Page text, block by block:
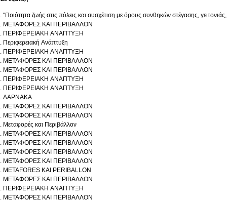
"Ποιότητα ζωής στις πόλεις και συσχέτιση με όρους συνθηκών στέγασης,
ΜΕΤΑΦΟΡΕΣ ΚΑΙ ΠΕΡΙΒΑΛΛΟΝ
ΠΕΡΙΦΕΡΕΙΑΚΗ ΑΝΑΠΤΥΞΗ
Περιφερειακή Ανάπτυξη
ΠΕΡΙΦΕΡΕΙΑΚΗ ΑΝΑΠΤΥΞΗ
ΜΕΤΑΦΟΡΕΣ ΚΑΙ ΠΕΡΙΒΑΛΛΟΝ
ΜΕΤΑΦΟΡΕΣ ΚΑΙ ΠΕΡΙΒΑΛΛΟΝ
ΠΕΡΙΦΕΡΕΙΑΚΗ ΑΝΑΠΤΥΞΗ
ΠΕΡΙΦΕΡΕΙΑΚΗ ΑΝΑΠΤΥΞΗ
ΛΑΡΝΑΚΑ
ΜΕΤΑΦΟΡΕΣ ΚΑΙ ΠΕΡΙΒΑΛΛΟΝ
ΜΕΤΑΦΟΡΕΣ ΚΑΙ ΠΕΡΙΒΑΛΛΟΝ
Μεταφορές και Περιβάλλον
ΜΕΤΑΦΟΡΕΣ ΚΑΙ ΠΕΡΙΒΑΛΛΟΝ
ΜΕΤΑΦΟΡΕΣ ΚΑΙ ΠΕΡΙΒΑΛΛΟΝ
ΜΕΤΑΦΟΡΕΣ ΚΑΙ ΠΕΡΙΒΑΛΛΟΝ
ΜΕΤΑΦΟΡΕΣ ΚΑΙ ΠΕΡΙΒΑΛΛΟΝ
METAFORES KAI PERIBALLON
ΜΕΤΑΦΟΡΕΣ ΚΑΙ ΠΕΡΙΒΑΛΛΟΝ
ΠΕΡΙΦΕΡΕΙΑΚΗ ΑΝΑΠΤΥΞΗ
ΜΕΤΑΦΟΡΕΣ ΚΑΙ ΠΕΡΙΒΑΛΛΟΝ